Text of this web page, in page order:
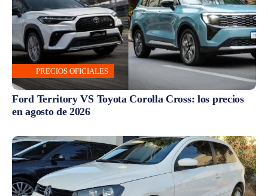
PRECIOS OFICIALES
Ford Territory VS Toyota Corolla Cross: los precios
en agosto de 2026